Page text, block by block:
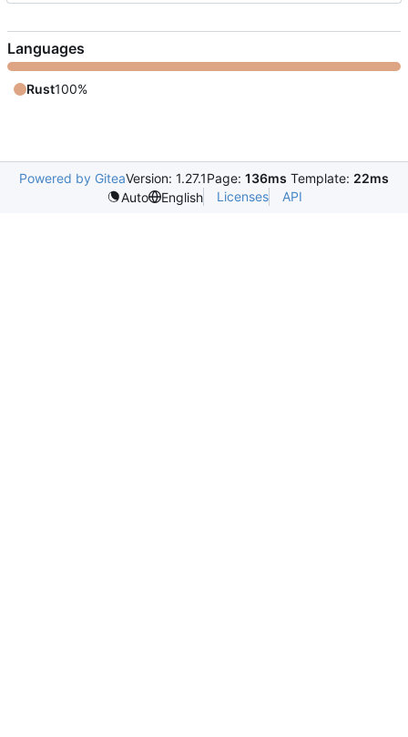
Languages
Rust100%
Powered by GiteaVersion: 1.27.1Page: 136ms Template: 22ms
Auto
English Licenses API